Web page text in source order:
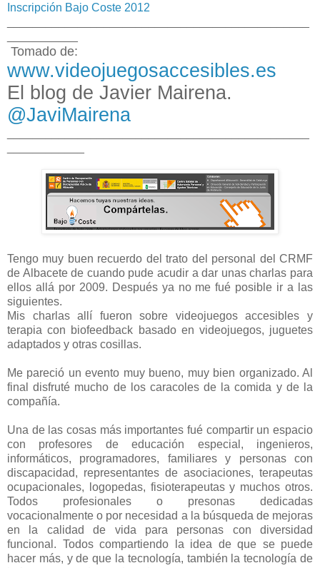
Inscripción Bajo Coste 2012
Tomado de:
www.videojuegosaccesibles.es
El blog de Javier Mairena.
@JaviMairena
Tengo muy buen recuerdo del trato del personal del CRMF
de Albacete de cuando pude acudir a dar unas charlas para
ellos allá por 2009. Después ya no me fué posible ir a las
siguientes.
Mis charlas allí fueron sobre videojuegos accesibles y
terapia con biofeedback basado en videojuegos, juguetes
adaptados y otras cosillas.
Me pareció un evento muy bueno, muy bien organizado. Al
final disfruté mucho de los caracoles de la comida y de la
compañía.
Una de las cosas más importantes fué compartir un espacio
con profesores de educación especial, ingenieros,
informáticos, programadores, familiares y personas con
discapacidad, representantes de asociaciones, terapeutas
ocupacionales, logopedas, fisioterapeutas y muchos otros.
Todos profesionales o presonas dedicadas
vocacionalmente o por necesidad a la búsqueda de mejoras
en la calidad de vida para personas con diversidad
funcional. Todos compartiendo la idea de que se puede
hacer más, y de que la tecnología, también la tecnología de